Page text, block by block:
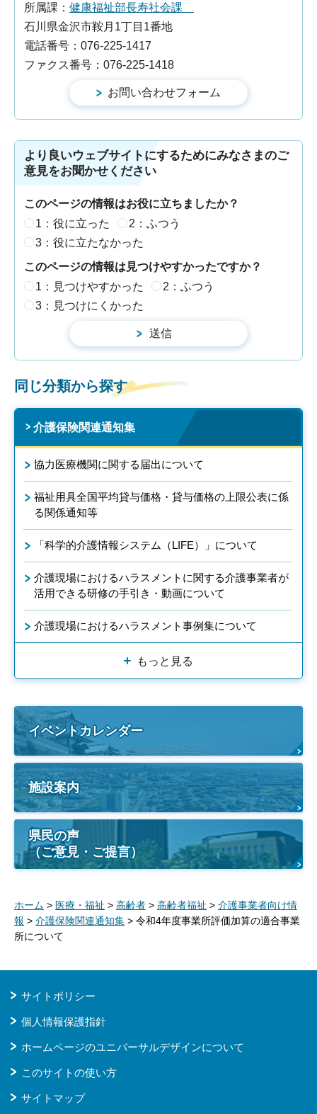
所属課： 健康福祉部長寿社会課
石川県金沢市鞍月1丁目1番地
電話番号：076-225-1417
ファクス番号：076-225-1418
より良いウェブサイトにするためにみなさまのご
意見をお聞かせください
このページの情報はお役に立ちましたか？
1：役に立った
2：ふつう
3：役に立たなかった
このページの情報は見つけやすかったですか？
1：見つけやすかった
2：ふつう
3：見つけにくかった
同じ分類から探す
介護保険関連通知集
協力医療機関に関する届出について
福祉用具全国平均貸与価格・貸与価格の上限公表に係
る関係通知等
「科学的介護情報システム（LIFE）」について
介護現場におけるハラスメントに関する介護事業者が
活用できる研修の手引き・動画について
介護現場におけるハラスメント事例集について
もっと見る
イベントカレンダー
施設案内
県民の声
（ご意見・ご提言）
ホーム > 医療・福祉 > 高齢者 > 高齢者福祉 > 介護事業者向け情
報 > 介護保険関連通知集 > 令和4年度事業所評価加算の適合事業
所について
サイトポリシー
個人情報保護指針
ホームページのユニバーサルデザインについて
このサイトの使い方
サイトマップ